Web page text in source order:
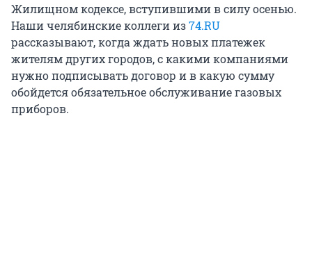
Жилищном кодексе, вступившими в силу осенью.
Наши челябинские коллеги из74.RU
рассказывают, когда ждать новых платежек
жителям других городов, с какими компаниями
нужно подписывать договор и в какую сумму
обойдется обязательное обслуживание газовых
приборов.